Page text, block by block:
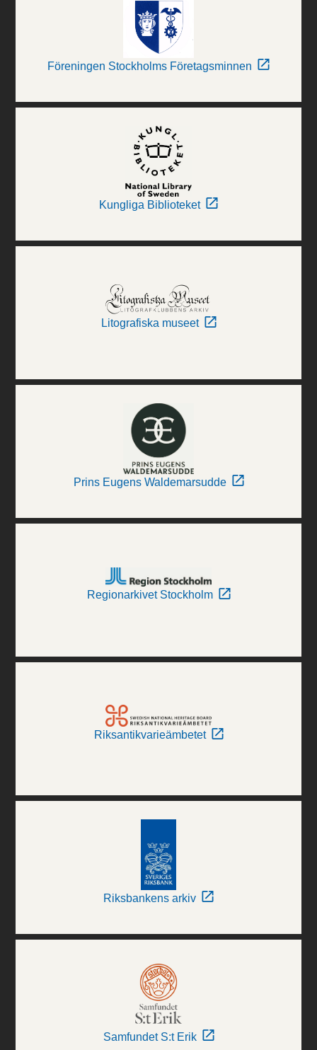
Föreningen Stockholms Företagsminnen
Kungliga Biblioteket
Litografiska museet
Prins Eugens Waldemarsudde
Regionarkivet Stockholm
Riksantikvarieämbetet
Riksbankens arkiv
Samfundet S:t Erik